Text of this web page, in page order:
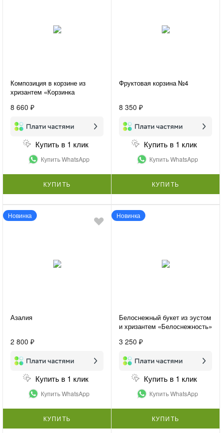
Композиция в корзине из
хризантем «Корзинка
8 660 ₽
Купить в 1 клик
Купить WhatsApp
КУПИТЬ
Фруктовая корзина №4
8 350 ₽
Купить в 1 клик
Купить WhatsApp
КУПИТЬ
Новинка
Азалия
2 800 ₽
Купить в 1 клик
Купить WhatsApp
КУПИТЬ
Новинка
Белоснежный букет из эустом
и хризантем «Белоснежность»
3 250 ₽
Купить в 1 клик
Купить WhatsApp
КУПИТЬ